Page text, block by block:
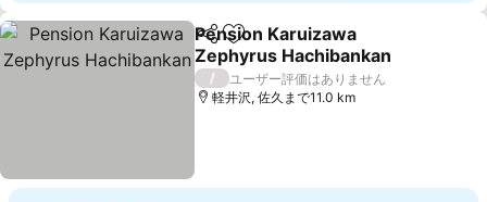
シェアお気に入りに追加
Pension Karuizawa
Zephyrus Hachibankan
料金を表示
/
ユーザー評価はありません
軽井沢, 佐久まで11.0 km